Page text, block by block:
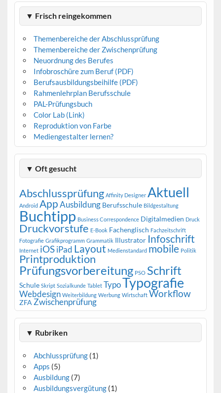
▼ Frisch reingekommen
Themenbereiche der Abschlussprüfung
Themenbereiche der Zwischenprüfung
Neuordnung des Berufes
Infobroschüre zum Beruf (PDF)
Berufsausbildungsbeihilfe (PDF)
Rahmenlehrplan Berufsschule
PAL-Prüfungsbuch
Color Lab (Link)
Reproduktion von Farbe
Mediengestalter lernen?
▼ Oft gesucht
Abschlussprüfung Affinity Designer Aktuell
Android AppAusbildung Berufsschule Bildgestaltung
Buchtipp Business Correspondence Digitalmedien Druck
Druckvorstufe E-Book Fachenglisch Fachzeitschrift
Fotografie Grafikprogramm Grammatik Illustrator Infoschrift
Internet iOSiPad Layout Medienstandard mobile Politik
Printproduktion
Prüfungsvorbereitung PSO Schrift
Schule Skript Sozialkunde Tablet TypoTypografie
Webdesign Weiterbildung Werbung Wirtschaft Workflow
ZFA Zwischenprüfung
▼ Rubriken
Abchlussprüfung(1)
Apps (5)
Ausbildung(7)
Ausbildungsvergütung(1)